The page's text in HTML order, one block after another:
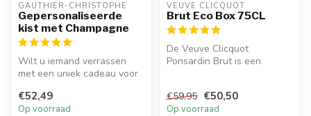
GAUTHIER-CHRISTOPHE
Gepersonaliseerde
kist met Champagne
Wilt u iemand verrassen
met een uniek cadeau voor
Denk...
€52,49
Op voorraad
VEUVE CLICQUOT
Brut Eco Box 75CL
De Veuve Clicquot
Ponsardin Brut is een
€59,95 €50,50
Op voorraad